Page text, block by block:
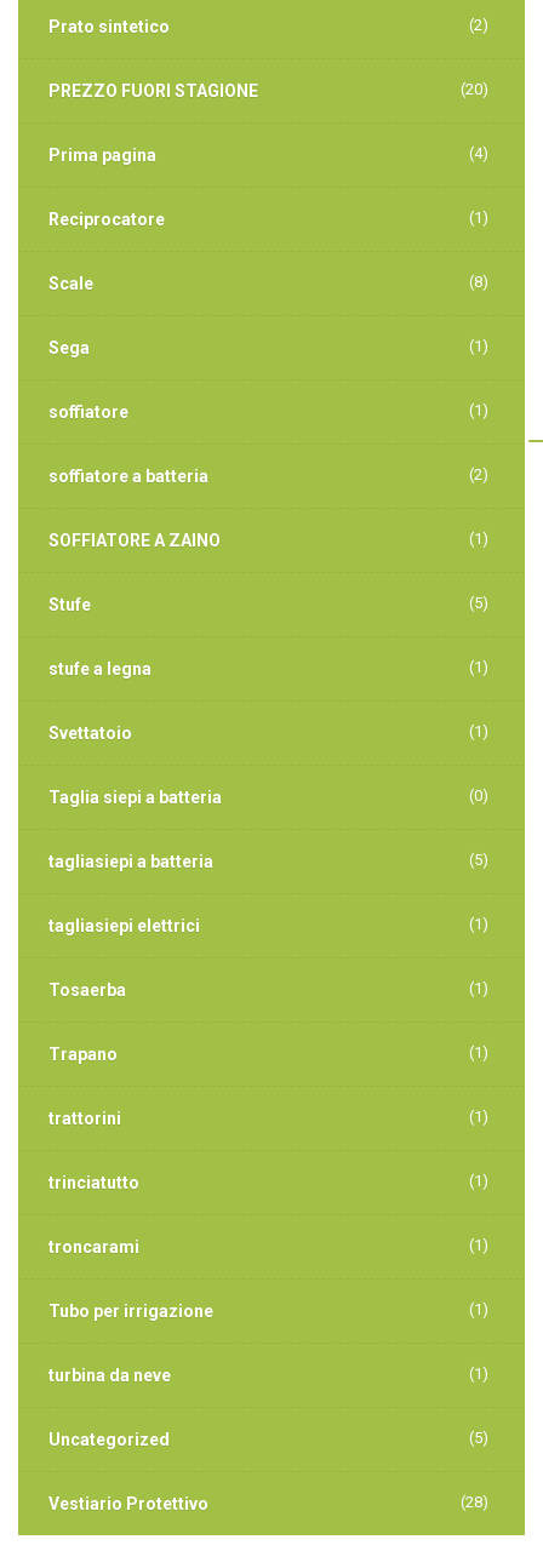
Prato sintetico (2)
PREZZO FUORI STAGIONE (20)
Prima pagina (4)
Reciprocatore (1)
Scale (8)
Sega (1)
soffiatore (1)
soffiatore a batteria (2)
SOFFIATORE A ZAINO (1)
Stufe (5)
stufe a legna (1)
Svettatoio (1)
Taglia siepi a batteria (0)
tagliasiepi a batteria (5)
tagliasiepi elettrici (1)
Tosaerba (1)
Trapano (1)
trattorini (1)
trinciatutto (1)
troncarami (1)
Tubo per irrigazione (1)
turbina da neve (1)
Uncategorized (5)
Vestiario Protettivo (28)